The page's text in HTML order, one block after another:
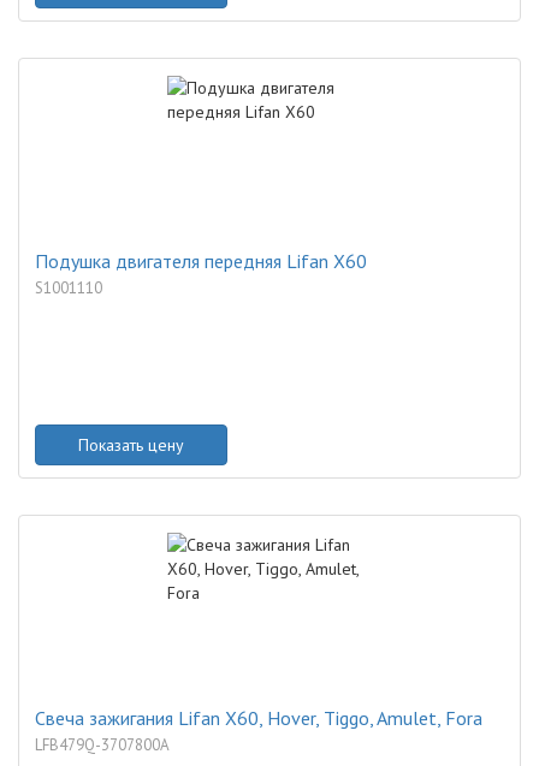
Подушка двигателя передняя Lifan X60
S1001110
Показать цену
Свеча зажигания Lifan X60, Hover, Tiggo, Amulet, Fora
LFB479Q-3707800A